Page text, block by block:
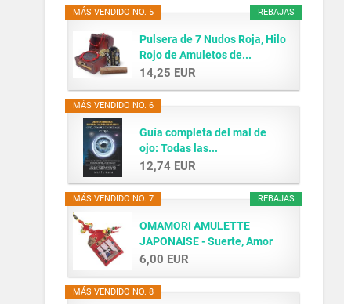
REBAJAS
MÁS VENDIDO NO. 5
Pulsera de 7 Nudos Roja, Hilo
Rojo de Amuletos de...
14,25 EUR
MÁS VENDIDO NO. 6
Guía completa del mal de
ojo: Todas las...
12,74 EUR
REBAJAS
MÁS VENDIDO NO. 7
OMAMORI AMULETTE
JAPONAISE - Suerte, Amor
y...
6,00 EUR
MÁS VENDIDO NO. 8